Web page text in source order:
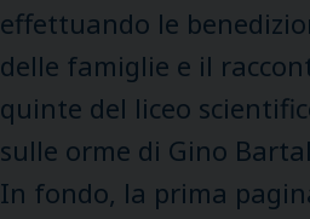
effettuando le
delle famiglie e il
quinte del liceo
sulle orme di Gino
In fondo, la prima